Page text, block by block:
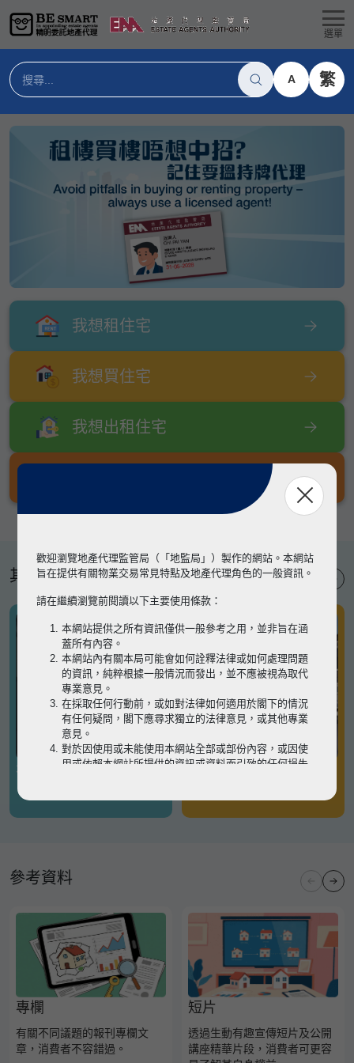
選單
A 繁
我想租住宅
我想買住宅
我想出租住宅
其他專題
有關凶宅
參考資料
專欄
有關不同議題的報刊專欄文
章，消費者不容錯過。
短片
透過生動有趣宣傳短片及公開
講座精華片段，消費者可更容
歡迎瀏覽地產代理監管局（「地監局」）製作的網站。本網站
旨在提供有關物業交易常見特點及地產代理角色的一般資訊。
請在繼續瀏覽前閱讀以下主要使用條款：
本網站提供之所有資訊僅供一般參考之用，並非旨在涵
蓋所有內容。
本網站內有關本局可能會如何詮釋法律或如何處理問題
的資訊，純粹根據一般情況而發出，並不應被視為取代
專業意見。
在採取任何行動前，或如對法律如何適用於閣下的情況
有任何疑問，閣下應尋求獨立的法律意見，或其他專業
意見。
對於因使用或未能使用本網站全部或部份內容，或因使
用或依賴本網站所提供的資訊或資料而引致的任何損失
瀏覽以細閱本網站使用條款的完整版本。如有任